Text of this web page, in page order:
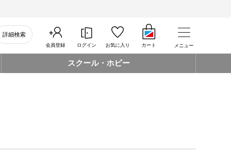
詳細検索
会員登録 ログイン お気に入り カート メニュー
スクール・ホビー